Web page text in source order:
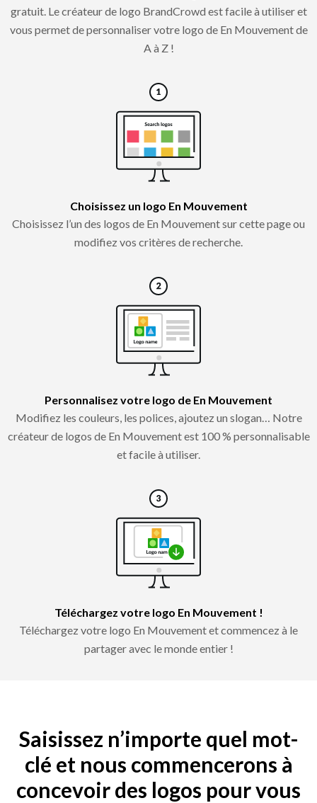
gratuit. Le créateur de logo BrandCrowd est facile à utiliser et
vous permet de personnaliser votre logo de En Mouvement de
A à Z !
Choisissez un logo En Mouvement
Choisissez l’un des logos de En Mouvement sur cette page ou
modifiez vos critères de recherche.
Personnalisez votre logo de En Mouvement
Modifiez les couleurs, les polices, ajoutez un slogan… Notre
créateur de logos de En Mouvement est 100 % personnalisable
et facile à utiliser.
Téléchargez votre logo En Mouvement !
Téléchargez votre logo En Mouvement et commencez à le
partager avec le monde entier !
Saisissez n’importe quel mot-
clé et nous commencerons à
concevoir des logos pour vous